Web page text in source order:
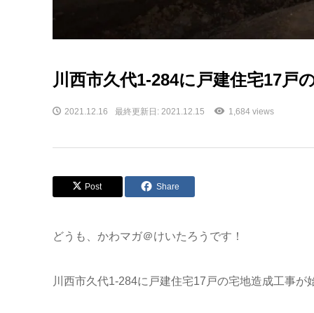
川西市久代1-284に戸建住宅17戸
2021.12.16 最終更新日: 2021.12.15 1,684 views
Post Share
どうも、かわマガ＠けいたろうです！
川西市久代1-284に戸建住宅17戸の宅地造成工事が